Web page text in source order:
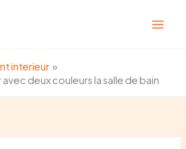
interieur
deux couleurs la salle de bain